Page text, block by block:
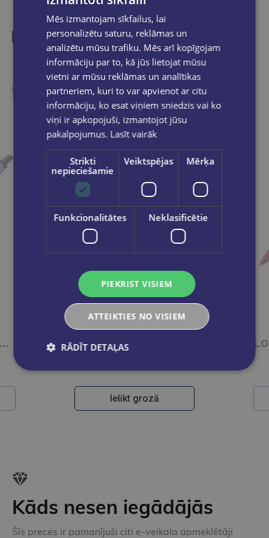
Līdzīgas preces
Ieskaties, varbūt noder
NatureCOLORS Wildflower, grey violet / zila
Ielikt grozā
Kāds nesen iegādājās
Šīs preces ir pamanījuši citi e-veikala apmeklētāji
Mēs izmantojam sīkfailus, lai
personalizētu saturu, reklāmas un
analizētu mūsu trafiku. Mēs arī kopīgojam
informāciju par to, kā jūs lietojat mūsu
vietni ar mūsu reklāmas un analītikas
partneriem, kuri to var apvienot ar citu
informāciju, ko esat viņiem sniedzis vai ko
viņi ir apkopojuši, izmantojot jūsu
pakalpojumus. Lasīt vairāk
Strikti
nepieciešamie
Veiktspējas Mērķa
Funkcionalitātes Neklasificētie
PIEKRIST VISIEM
ATTEIKTIES NO VISIEM
RĀDĪT DETAĻAS